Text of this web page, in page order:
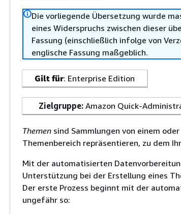
Die vorliegende Übersetzung wurde
eines Widerspruchs zwischen dieser
Fassung (einschließlich infolge von
englische Fassung maßgeblich.
Gilt für: Enterprise Edition
Zielgruppe: Amazon Quick-
Themen sind Sammlungen von einem
Themenbereich repräsentieren, zu dem
Mit der automatisierten
Unterstützung bei der Erstellung eines
Der erste Prozess beginnt mit der
ungefähr so: